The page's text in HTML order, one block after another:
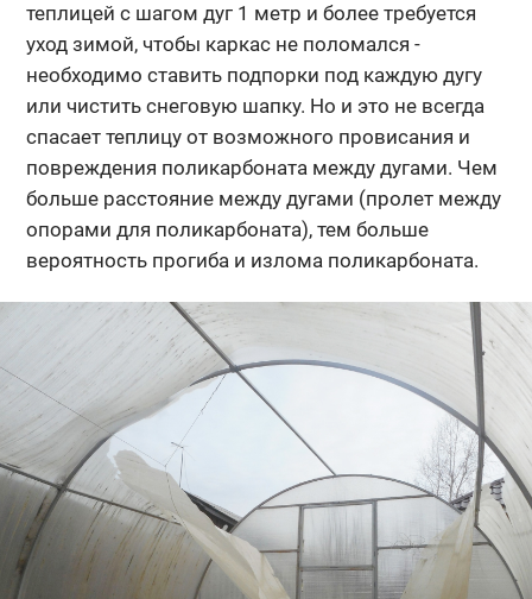
теплицей с шагом дуг 1 метр и более требуется
уход зимой, чтобы каркас не поломался -
необходимо ставить подпорки под каждую дугу
или чистить снеговую шапку. Но и это не всегда
спасает теплицу от возможного провисания и
повреждения поликарбоната между дугами. Чем
больше расстояние между дугами (пролет между
опорами для поликарбоната), тем больше
вероятность прогиба и излома поликарбоната.